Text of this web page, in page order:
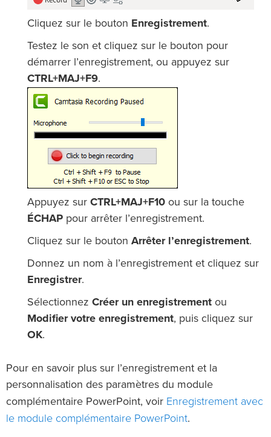
Cliquez sur le bouton Enregistrement.
Testez le son et cliquez sur le bouton pour
démarrer l’enregistrement, ou appuyez sur
CTRL+MAJ+F9.
Appuyez sur CTRL+MAJ+F10 ou sur la touche
ÉCHAP pour arrêter l’enregistrement.
Cliquez sur le bouton Arrêter l’enregistrement.
Donnez un nom à l’enregistrement et cliquez sur
Enregistrer.
Sélectionnez Créer un enregistrement ou
Modifier votre enregistrement, puis cliquez sur
OK.
Pour en savoir plus sur l’enregistrement et la
personnalisation des paramètres du module
complémentaire PowerPoint, voir Enregistrement avec
le module complémentaire PowerPoint.